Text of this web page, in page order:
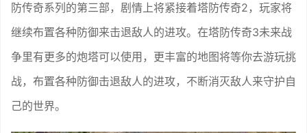
防传奇系列的第三部，剧情上将紧接着塔防传奇2，玩家将
继续布置各种防御来击退敌人的进攻。在塔防传奇3未来战
争里有更多的炮塔可以使用，更丰富的地图将等你去游玩挑
战，布置各种防御击退敌人的进攻，不断消灭敌人来守护自
己的世界。